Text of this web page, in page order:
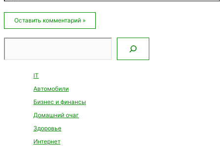
IT
Автомобили
Бизнес и финансы
Домашний очаг
Здоровье
Интернет